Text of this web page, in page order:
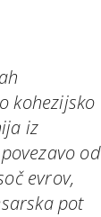
kohezijsko
iz
od
evrov,
pot